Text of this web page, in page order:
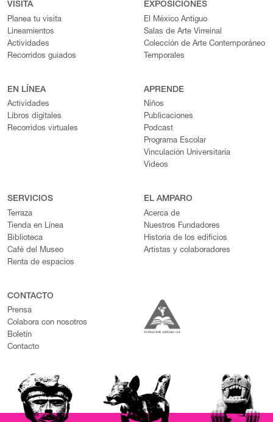
VISITA
Planea tu visita
Lineamientos
Actividades
Recorridos guiados
EXPOSICIONES
El México Antiguo
Salas de Arte Virreinal
Colección de Arte Contemporáneo
Temporales
EN LÍNEA
Actividades
Libros digitales
Recorridos virtuales
APRENDE
Niños
Publicaciones
Podcast
Programa Escolar
Vinculación Universitaria
Videos
SERVICIOS
Terraza
Tienda en Línea
Biblioteca
Café del Museo
Renta de espacios
EL AMPARO
Acerca de
Nuestros Fundadores
Historia de los edificios
Artistas y colaboradores
CONTACTO
Prensa
Colabora con nosotros
Boletín
Contacto